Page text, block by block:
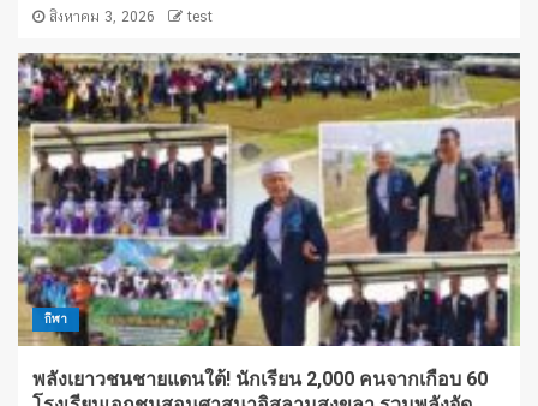
สิงหาคม 3, 2026 test
กีฬา
พลังเยาวชนชายแดนใต้! นักเรียน 2,000 คนจากเกือบ 60